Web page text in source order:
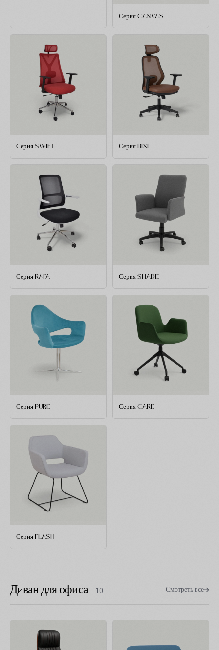
Серия CANVAS
Серия SWIFT Серия BIXI
Серия RAFA Серия SHADE
Серия PURE Серия CARE
Серия FLASH
Диван для офиса 10 Смотреть все